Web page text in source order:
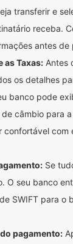
transferir e
receba.
antes de
as Taxas: Antes
os detalhes
banco pode
câmbio para
confortável com
Se
O seu banco
SWIFT para o
pagamento: